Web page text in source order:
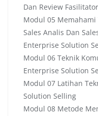
Dan Review Fasilitator
Modul 05
Sales Analis Dan
Enterprise Solution
Modul 06 Teknik
Enterprise Solution
Modul 07 Latihan
Solution Selling
Modul 08 Metode